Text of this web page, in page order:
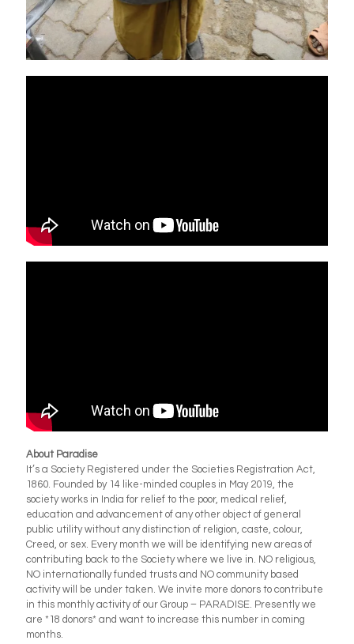
About Paradise
It’s a Society Registered under the Societies Registration Act,
1860. Founded by 14 like-minded couples in May 2019, the
society works in India for relief to the poor, medical relief,
education and advancement of any other object of general
public utility without any distinction of religion, caste, colour,
Creed, or sex. Every month we will be identifying new areas of
contributing back to the Society where we live in. NO religious,
NO internationally funded trusts and NO community based
activity will be under taken. We invite more donors to contribute
in this monthly activity of our Group – PARADISE. Presently we
are *18 donors* and want to increase this number in coming
months.